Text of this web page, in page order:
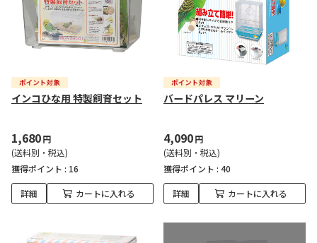
インコひな用 特製飼育セット
1,680円
(送料別・税込)
獲得ポイント : 16
詳細 カートに入れる
バードパレス マリーン
4,090円
(送料別・税込)
獲得ポイント : 40
詳細 カートに入れる